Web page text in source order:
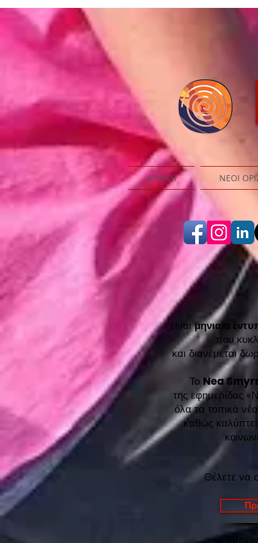
ΑΡΧΙΚΗ ΝΕΟΙ
είναιμηνιαία
που
και διανέμεται
Το Nea
της εφημερίδας
όλα τα τοπικά
καθώς καλύπτει
Θέλετε να